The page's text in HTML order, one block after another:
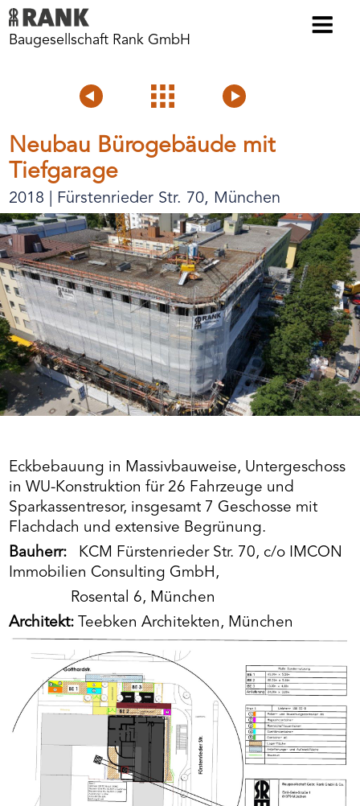
Baugesellschaft Rank GmbH
Voriges
Projektübersicht
Neubau Bürogebäude mit
Tiefgarage
2018 | Fürstenrieder Str. 70, München
Eckbebauung in Massivbauweise, Untergeschoss
in WU-Konstruktion für 26 Fahrzeuge und
Sparkassentresor, insgesamt 7 Geschosse mit
Flachdach und extensive Begrünung.
Bauherr: KCM Fürstenrieder Str. 70, c/o IMCON
Immobilien Consulting GmbH,
Rosental 6, München
Architekt: Teebken Architekten, München